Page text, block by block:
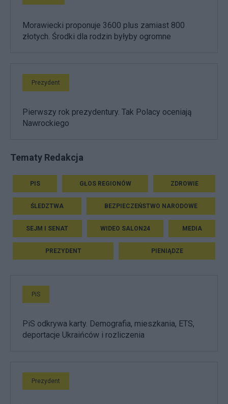
Morawiecki proponuje 3600 plus zamiast 800
złotych. Środki dla rodzin byłyby ogromne
Prezydent
Pierwszy rok prezydentury. Tak Polacy oceniają
Nawrockiego
Tematy Redakcja
PIS GŁOS REGIONÓW ZDROWIE
ŚLEDZTWA BEZPIECZEŃSTWO NARODOWE
SEJM I SENAT WIDEO SALON24 MEDIA
PREZYDENT PIENIĄDZE
PiS
PiS odkrywa karty. Demografia, mieszkania, ETS,
deportacje Ukraińców i rozliczenia
Prezydent